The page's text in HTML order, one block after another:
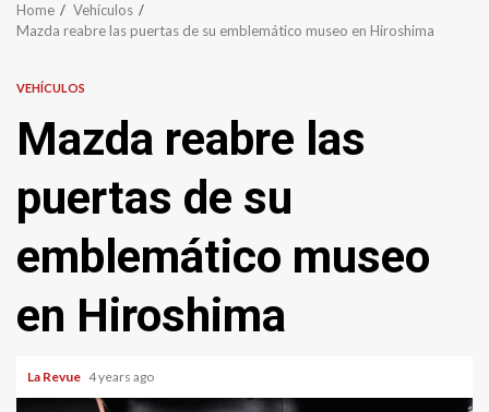
Home
Vehículos
Mazda reabre las puertas de su emblemático museo en Hiroshima
VEHÍCULOS
Mazda reabre las
puertas de su
emblemático museo
en Hiroshima
La Revue 4 years ago